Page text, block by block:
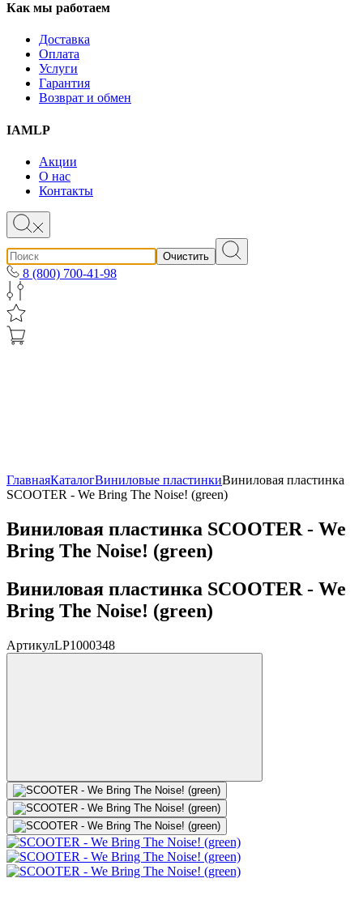
Как мы работаем
Доставка
Оплата
Услуги
Гарантия
Возврат и обмен
IAMLP
Акции
О нас
Контакты
Очистить
8 (800) 700-41-98
ГлавнаяКаталогВиниловые пластинкиВиниловая пластинка
SCOOTER - We Bring The Noise! (green)
Виниловая пластинка SCOOTER - We
Bring The Noise! (green)
Виниловая пластинка SCOOTER - We
Bring The Noise! (green)
АртикулLP1000348